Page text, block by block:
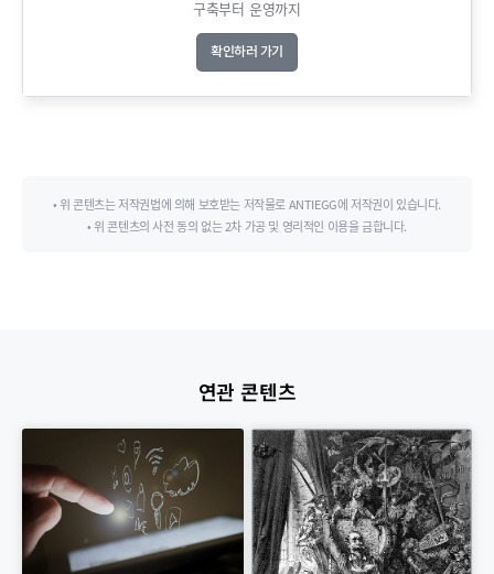
구축부터 운영까지​
확인하러 가기
• 위 콘텐츠는 저작권법에 의해 보호받는 저작물로 ANTIEGG에 저작권이 있습니다.
• 위 콘텐츠의 사전 동의 없는 2차 가공 및 영리적인 이용을 금합니다.
연관 콘텐츠